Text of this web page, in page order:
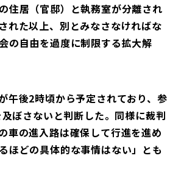
住居（官邸）と執務室が分離され
れた以上、別とみなさなければな
の自由を過度に制限する拡大解
午後2時頃から予定されており、参
ぼさないと判断した。同様に裁判
車の進入路は確保して行進を進め
ほどの具体的な事情はない」とも